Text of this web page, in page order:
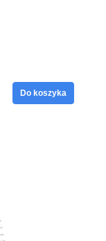
Do koszyka